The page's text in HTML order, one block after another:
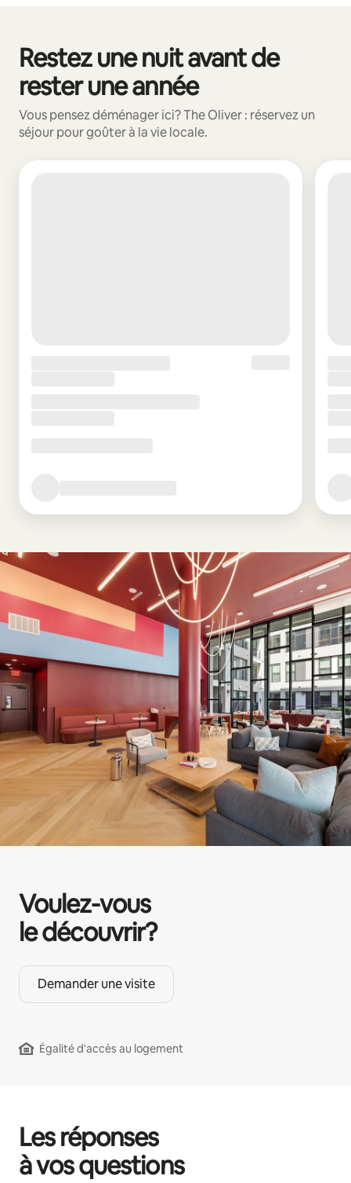
Restez une nuit avant de
rester une année
Vous pensez déménager ici? The Oliver : réservez un
séjour pour goûter à la vie locale.
0 article sur 0 est affiché.
Voulez-vous
le découvrir?
Demander une visite
Égalité d'accès au logement
Les réponses
à vos questions